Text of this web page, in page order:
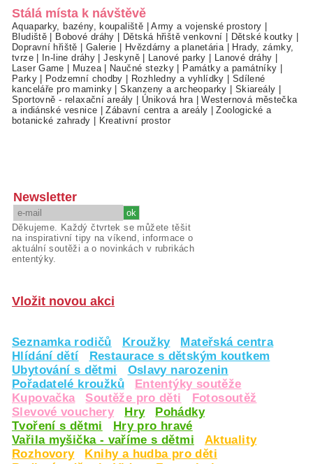
Stálá místa k návštěvě
Aquaparky, bazény, koupaliště |Army a vojenské prostory
Bludiště
Bobové dráhy Dětská hřiště venkovní Dětské koutky
Dopravní hřiště
Galerie Hvězdárny a planetária
Hrady, zámky,
tvrze| In-line dráhy |Jeskyně| Lanové parky Lanové dráhy
Laser Game
Muzea| Naučné stezky Památky a památníky
Parky| Podzemní chodby Rozhledny a vyhlídky
Sdílené
kanceláře pro maminky |Skanzeny a archeoparky Skiareály
Sportovně - relaxační areály
Úniková hra |Westernová městečka
a indiánské vesnice |Zábavní centra a areály |Zoologické a
botanické zahrady
Kreativní prostor
Newsletter
Děkujeme. Každý čtvrtek se můžete těšit
na inspirativní tipy na víkend, informace o
aktuální soutěži a o novinkách v rubrikách
ententýky.
Vložit novou akci
Seznamka rodičů Kroužky
Mateřská centra
Hlídání dětí
Restaurace s dětským koutkem
Ubytování s dětmi
Oslavy narozenin
Pořadatelé kroužků
Ententýky soutěže
Kupovačka
Soutěže pro děti
Fotosoutěž
Slevové vouchery
Hry
Pohádky
Tvoření s dětmi
Hry pro hravé
Vařila myšička - vaříme s dětmi
Aktuality
Rozhovory
Knihy a hudba pro děti